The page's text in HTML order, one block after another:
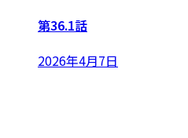
第36.1話
2026年4月7日